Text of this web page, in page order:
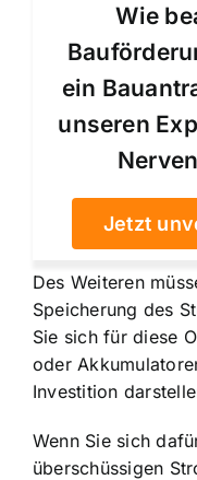
Wie
ein
unseren
Jetzt
Des Weiteren
Speicherung des
Sie sich für diese
oder
Investition
Wenn Sie sich
überschüssigen